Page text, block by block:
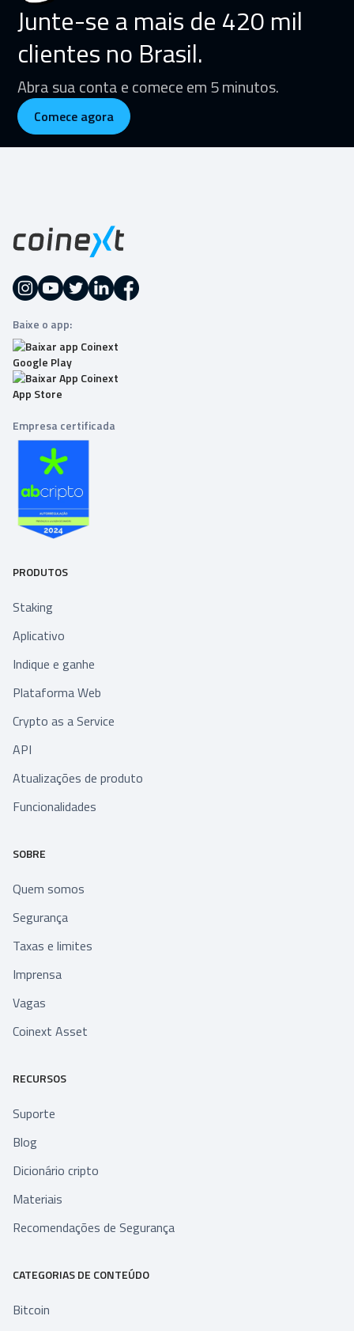
Junte-se a mais de 420 mil
clientes no Brasil.
Abra sua conta e comece em 5 minutos.
Comece agora
Baixe o app:
Empresa certificada
PRODUTOS
Staking
Aplicativo
Indique e ganhe
Plataforma Web
Crypto as a Service
API
Atualizações de produto
Funcionalidades
SOBRE
Quem somos
Segurança
Taxas e limites
Imprensa
Vagas
Coinext Asset
RECURSOS
Suporte
Blog
Dicionário cripto
Materiais
Recomendações de Segurança
CATEGORIAS DE CONTEÚDO
Bitcoin